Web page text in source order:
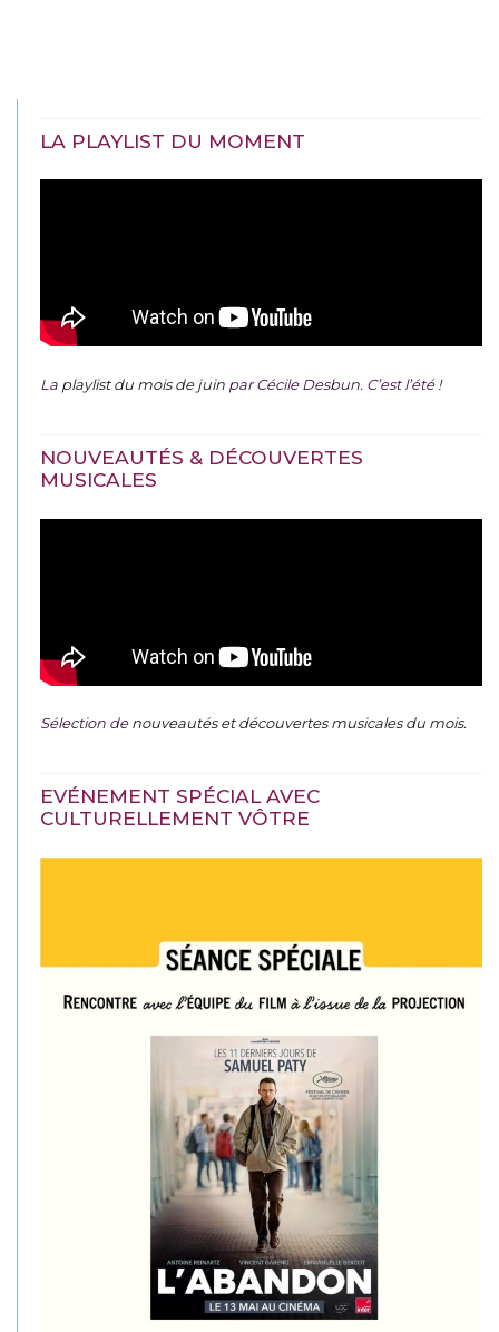
LA PLAYLIST DU MOMENT
La playlist du mois de juin par Cécile Desbun. C’est l’été !
NOUVEAUTÉS & DÉCOUVERTES
MUSICALES
Sélection denouveautés et découvertes musicales du mois.
EVÉNEMENT SPÉCIAL AVEC
CULTURELLEMENT VÔTRE